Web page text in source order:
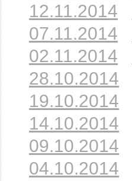
12.11.2014
07.11.2014
02.11.2014
28.10.2014
19.10.2014
14.10.2014
09.10.2014
04.10.2014